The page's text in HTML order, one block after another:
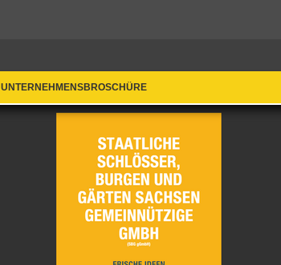
UNTERNEHMENSBROSCHÜRE